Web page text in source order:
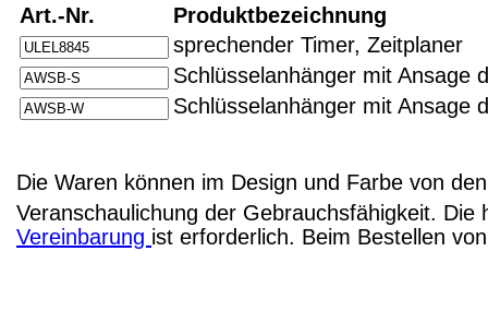
Art.-Nr.
Produktbezeichnung
sprechender Timer, Zeitplaner
Schlüsselanhänger mit Ansage
Schlüsselanhänger mit Ansage
Die Waren können im Design und Farbe von
Veranschaulichung der Gebrauchsfähigkeit.
Vereinbarung ist erforderlich. Beim Bestellen